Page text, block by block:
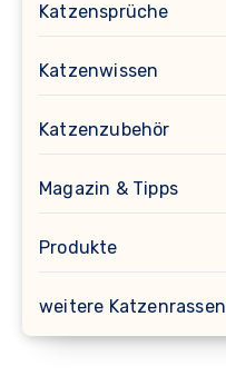
Katzensprüche
Katzenwissen
Katzenzubehör
Magazin & Tipps
Produkte
weitere Katzenrassen